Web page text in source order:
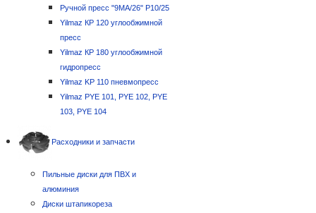
Ручной пресс "9MA/26" P10/25
Yilmaz КР 120 углообжимной
пресс
Yilmaz КР 180 углообжимной
гидропресс
Yilmaz KP 110 пневмопресс
Yilmaz PYE 101, PYE 102, PYE
103, PYE 104
Расходники и запчасти
Пильные диски для ПВХ и
алюминия
Диски штапикореза